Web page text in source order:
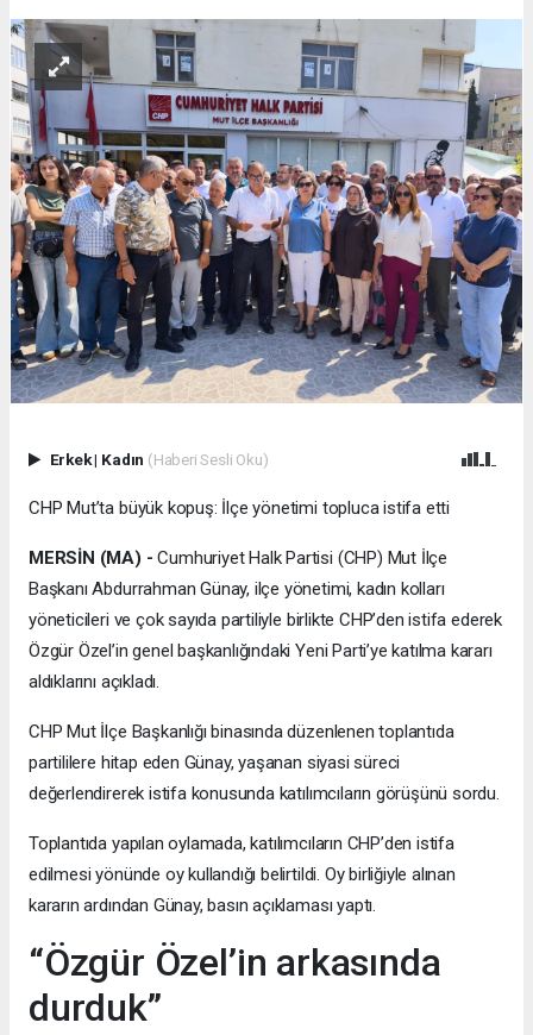
Erkek| Kadın (Haberi Sesli Oku)
CHP Mut’ta büyük kopuş: İlçe yönetimi topluca istifa etti
MERSİN (MA) - Cumhuriyet Halk Partisi (CHP) Mut İlçe
Başkanı Abdurrahman Günay, ilçe yönetimi, kadın kolları
yöneticileri ve çok sayıda partiliyle birlikte CHP’den istifa ederek
Özgür Özel’in genel başkanlığındaki Yeni Parti’ye katılma kararı
aldıklarını açıkladı.
CHP Mut İlçe Başkanlığı binasında düzenlenen toplantıda
partililere hitap eden Günay, yaşanan siyasi süreci
değerlendirerek istifa konusunda katılımcıların görüşünü sordu.
Toplantıda yapılan oylamada, katılımcıların CHP’den istifa
edilmesi yönünde oy kullandığı belirtildi. Oy birliğiyle alınan
kararın ardından Günay, basın açıklaması yaptı.
“Özgür Özel’in arkasında
durduk”